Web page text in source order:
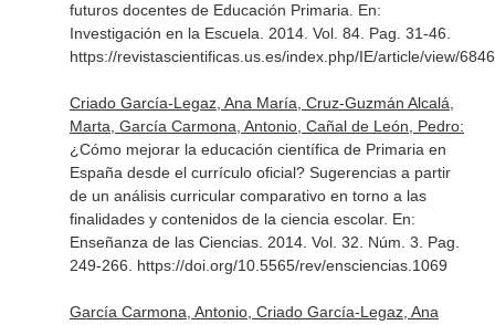
futuros docentes de Educación Primaria. En:
Investigación en la Escuela . 2014. Vol. 84. Pag. 31-46.
https://revistascientificas.us.es/index.php/IE/article/view/6846
Criado García-Legaz, Ana María, Cruz-Guzmán Alcalá,
Marta, García Carmona, Antonio, Cañal de León, Pedro:
¿Cómo mejorar la educación científica de Primaria en
España desde el currículo oficial? Sugerencias a partir
de un análisis curricular comparativo en torno a las
finalidades y contenidos de la ciencia escolar. En:
Enseñanza de las Ciencias. 2014. Vol. 32. Núm. 3. Pag.
249-266. https://doi.org/10.5565/rev/ensciencias.1069
García Carmona, Antonio, Criado García-Legaz, Ana